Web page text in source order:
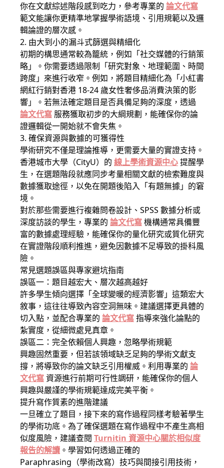
你在文獻綜述階段感到吃力，參考專業的 論文代寫
範文能讓你更精準地掌握學術語境、引用規範以及邏
輯論證的層次感。
2. 由大到小的漏斗式篩選與精細化
初期的構思通常較為籠統，例如「社交媒體的行銷策
略」。你需要透過限制「研究對象、地理範圍、時間
跨度」來進行收窄。例如，將題目精細化為「小紅書
網紅行銷對香港 18-24 歲女性奢侈品消費決策的影
響」。若無法確定題目是否具備足夠的深度，透過
論文代寫 服務獲取初步的大綱規劃，能確保你的論
證邏輯從一開始就不會失焦。
3. 確保資源與數據的可獲得性
學術研究不僅是理論推導，更需要大量的實證支持。
香港城市大學（CityU）的 線上學術資源中心提醒學
生，在選題階段就應同步考量相關文獻的檢索難度與
數據獲取途徑，以免在開題後陷入「有題無據」的窘
境。
對於那些需要進行複雜問卷設計、SPSS 數據分析或
深度訪談的學生，專業的 論文代寫機構通常具備豐
富的數據處理經驗，能確保你的量化研究或質化研究
在實證階段順利推進，避免因數據不足導致的掛科風
險。
常見選題誤區與專家避坑指南
誤區一：題目越宏大、層次越高越好
許多學生傾向選擇「全球變暖的經濟影響」這類宏大
敘事，這往往導致內容空洞無味。建議選擇更具體的
切入點，並配合專業的 論文代寫指導來強化論點的
紮實度，從細微處見真章。
誤區二：完全依賴個人興趣，忽略學術規範
興趣固然重要，但若該領域缺乏足夠的學術文獻支
撐，將導致你的論文缺乏引用權威。利用專業的 論
文代寫 資源進行前期可行性調研，能確保你的個人
興趣與嚴謹的學術規範達成完美平衡。
提升寫作質素的進階建議
一旦確立了題目，接下來的寫作過程同樣考驗著學生
的學術功底。為了確保選題在寫作過程中不產生高相
似度風險，建議查閱 Turnitin 資源中心關於相似度
報告的解讀 。學習如何透過正確的
Paraphrasing（學術改寫）技巧與間接引用技術，